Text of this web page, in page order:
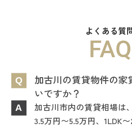
よくある質
FAQ
Q
加古川の賃貸物件の家
いですか？
A
加古川市内の賃貸相場は
3.5万円〜5.5万円、1LDK